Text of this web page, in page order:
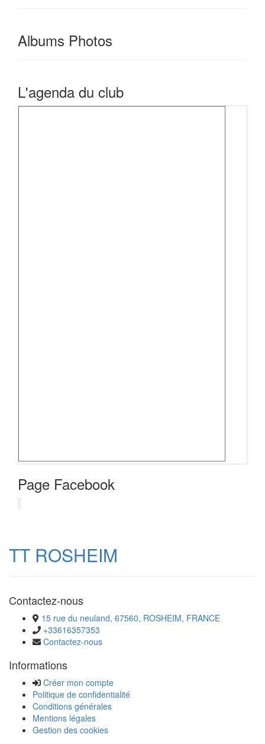
Albums Photos
L'agenda du club
Page Facebook
TT ROSHEIM
Contactez-nous
15 rue du neuland, 67560, ROSHEIM, FRANCE
+33616357353
Contactez-nous
Informations
Créer mon compte
Politique de confidentialité
Conditions générales
Mentions légales
Gestion des cookies